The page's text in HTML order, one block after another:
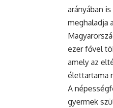
arányában
meghaladja
ezer fővel
amely az
élettartama
A
gyermek